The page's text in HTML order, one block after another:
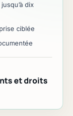
dix
ciblée
et droits